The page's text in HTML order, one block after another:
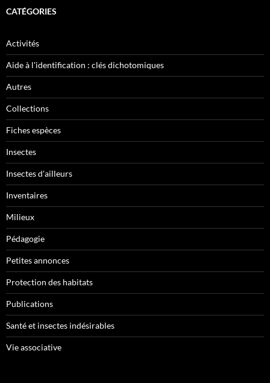
CATÉGORIES
Activités
Aide à l'identification : clés dichotomiques
Autres
Collections
Fiches espèces
Insectes
Insectes d'ailleurs
Inventaires
Milieux
Pédagogie
Petites annonces
Protection des habitats
Publications
Santé et insectes indésirables
Vie associative